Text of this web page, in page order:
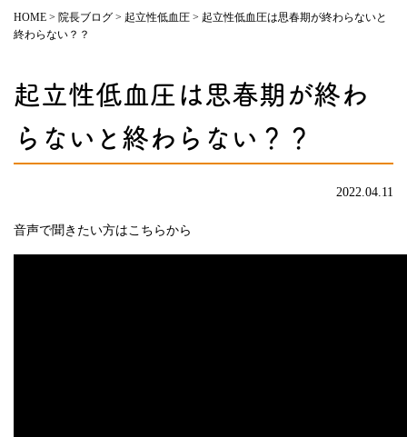
HOME > 院長ブログ > 起立性低血圧 > 起立性低血圧は思春期が終わらないと
終わらない？？
起立性低血圧は思春期が終わ
らないと終わらない？？
2022.04.11
音声で聞きたい方はこちらから